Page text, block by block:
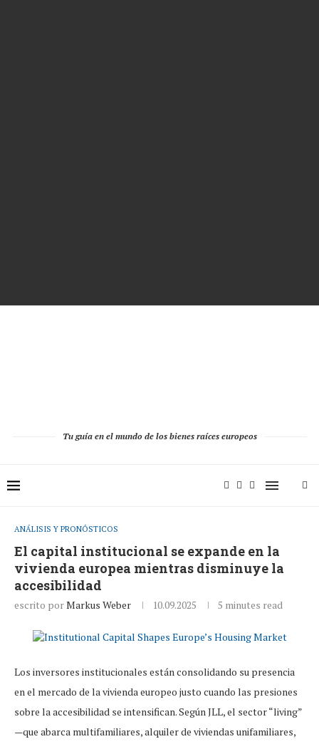
Tu guía en el mundo de los bienes raíces europeos
ANÁLISIS Y PRONÓSTICOS
El capital institucional se expande en la
vivienda europea mientras disminuye la
accesibilidad
escrito porMarkus Weber 10.09.2025 5 minutes read
Los inversores institucionales están consolidando su presencia
en el mercado de la vivienda europeo justo cuando las presiones
sobre la accesibilidad se intensifican. Según JLL, el sector “living”
—que abarca multifamiliares, alquiler de viviendas unifamiliares,